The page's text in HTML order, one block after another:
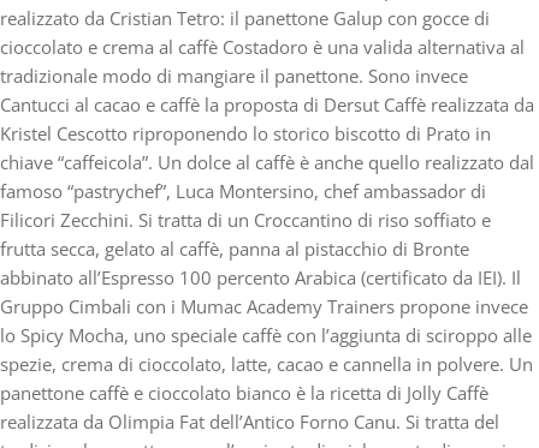
realizzato da Cristian Tetro: il panettone Galup con gocce di
cioccolato e crema al caffè Costadoro è una valida alternativa al
tradizionale modo di mangiare il panettone. Sono invece
Cantucci al cacao e caffè la proposta di Dersut Caffè realizzata da
Kristel Cescotto riproponendo lo storico biscotto di Prato in
chiave “caffeicola”. Un dolce al caffè è anche quello realizzato dal
famoso “pastrychef”, Luca Montersino, chef ambassador di
Filicori Zecchini. Si tratta di un Croccantino di riso soffiato e
frutta secca, gelato al caffè, panna al pistacchio di Bronte
abbinato all’Espresso 100 percento Arabica (certificato da IEI). Il
Gruppo Cimbali con i Mumac Academy Trainers propone invece
lo Spicy Mocha, uno speciale caffè con l’aggiunta di sciroppo alle
spezie, crema di cioccolato, latte, cacao e cannella in polvere. Un
panettone caffè e cioccolato bianco è la ricetta di Jolly Caffè
realizzata da Olimpia Fat dell’Antico Forno Canu. Si tratta del